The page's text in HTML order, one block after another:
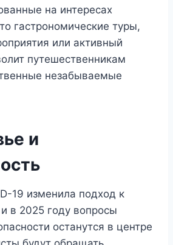
на интересах
гастрономические туры,
или активный
путешественникам
незабываемые
и
19 изменила подход к
в 2025 году вопросы
останутся в центре